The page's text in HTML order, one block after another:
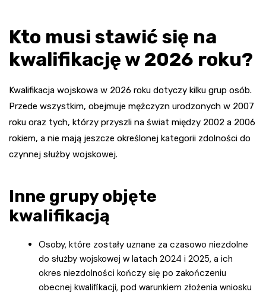
Kto musi stawić się na
kwalifikację w 2026 roku?
Kwalifikacja wojskowa w 2026 roku dotyczy kilku grup osób.
Przede wszystkim, obejmuje mężczyzn urodzonych w 2007
roku oraz tych, którzy przyszli na świat między 2002 a 2006
rokiem, a nie mają jeszcze określonej kategorii zdolności do
czynnej służby wojskowej.
Inne grupy objęte
kwalifikacją
Osoby, które zostały uznane za czasowo niezdolne
do służby wojskowej w latach 2024 i 2025, a ich
okres niezdolności kończy się po zakończeniu
obecnej kwalifikacji, pod warunkiem złożenia wniosku